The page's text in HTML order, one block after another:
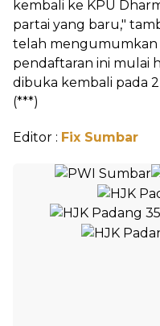
kembali ke KPU
partai yang baru,"
telah mengumumkan
pendaftaran ini mulai
dibuka kembali pada
(***)
Editor : Fix Sumbar